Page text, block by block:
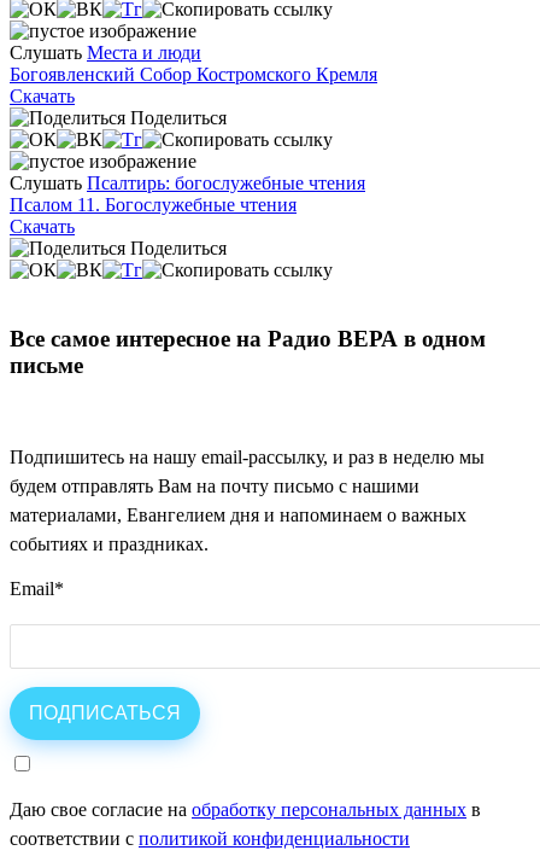
Слушать Места и люди
Богоявленский Собор Костромского Кремля
Скачать
Поделиться
Слушать Псалтирь: богослужебные чтения
Псалом 11. Богослужебные чтения
Скачать
Поделиться
Все самое интересное на Радио ВЕРА в одном
письме
Подпишитесь на нашу email-рассылку, и раз в неделю мы
будем отправлять Вам на почту письмо с нашими
материалами, Евангелием дня и напоминаем о важных
событиях и праздниках.
Email*
Даю свое согласие на обработку персональных данных в
соответствии с политикой конфиденциальности